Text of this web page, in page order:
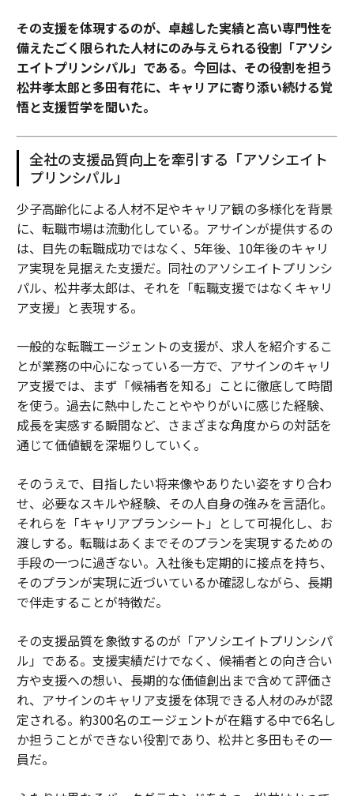
その支援を体現するのが、卓越した実績と高い専門性を
備えたごく限られた人材にのみ与えられる役割「アソシ
エイトプリンシパル」である。今回は、その役割を担う
松井孝太郎と多田有花に、キャリアに寄り添い続ける覚
悟と支援哲学を聞いた。
全社の支援品質向上を牽引する「アソシエイト
プリンシパル」
少子高齢化による人材不足やキャリア観の多様化を背景
に、転職市場は流動化している。アサインが提供するの
は、目先の転職成功ではなく、5年後、10年後のキャリ
ア実現を見据えた支援だ。同社のアソシエイトプリンシ
パル、松井孝太郎は、それを「転職支援ではなくキャリ
ア支援」と表現する。
一般的な転職エージェントの支援が、求人を紹介するこ
とが業務の中心になっている一方で、アサインのキャリ
ア支援では、まず「候補者を知る」ことに徹底して時間
を使う。過去に熱中したことややりがいに感じた経験、
成長を実感する瞬間など、さまざまな角度からの対話を
通じて価値観を深堀りしていく。
そのうえで、目指したい将来像やありたい姿をすり合わ
せ、必要なスキルや経験、その人自身の強みを言語化。
それらを「キャリアプランシート」として可視化し、お
渡しする。転職はあくまでそのプランを実現するための
手段の一つに過ぎない。入社後も定期的に接点を持ち、
そのプランが実現に近づいているか確認しながら、長期
で伴走することが特徴だ。
その支援品質を象徴するのが「アソシエイトプリンシパ
ル」である。支援実績だけでなく、候補者との向き合い
方や支援への想い、長期的な価値創出まで含めて評価さ
れ、アサインのキャリア支援を体現できる人材のみが認
定される。約300名のエージェントが在籍する中で6名し
か担うことができない役割であり、松井と多田もその一
員だ。